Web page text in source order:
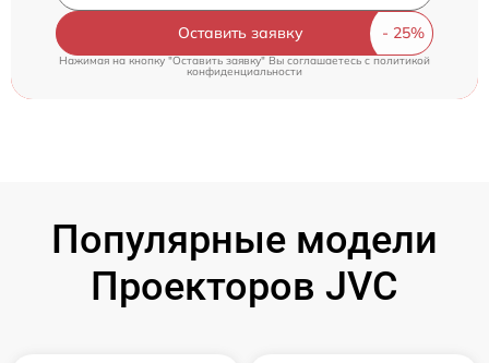
Оставить заявку
Нажимая на кнопку "Оставить заявку" Вы соглашаетесь cполитикой
конфиденциальности
Популярные модели
Проекторов JVC